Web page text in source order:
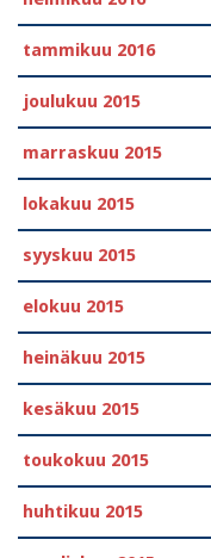
tammikuu 2016
joulukuu 2015
marraskuu 2015
lokakuu 2015
syyskuu 2015
elokuu 2015
heinäkuu 2015
kesäkuu 2015
toukokuu 2015
huhtikuu 2015